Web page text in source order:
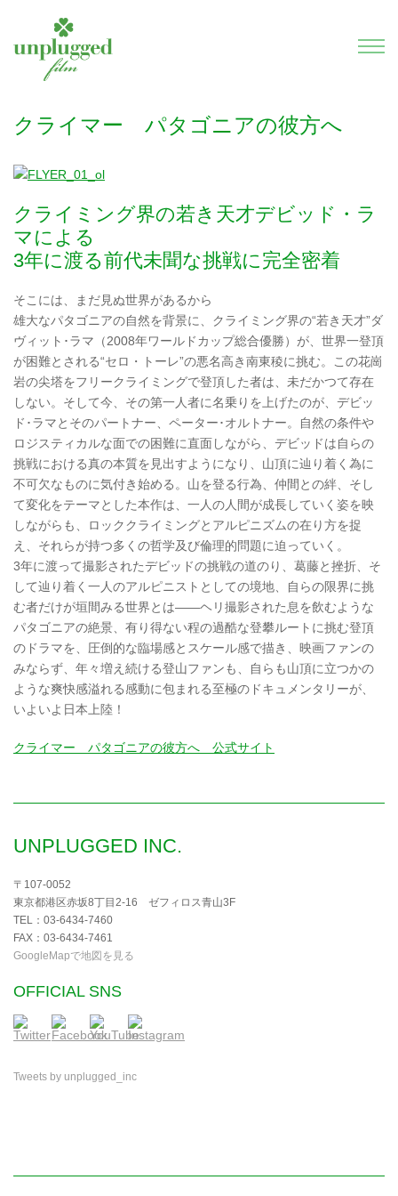
クライマー パタゴニアの彼方へ
クライミング界の若き天才デビッド・ラ
マによる
3年に渡る前代未聞な挑戦に完全密着
そこには、まだ見ぬ世界があるから
雄大なパタゴニアの自然を背景に、クライミング界の“若き天才”ダ
ヴィット･ラマ（2008年ワールドカップ総合優勝）が、世界一登頂
が困難とされる“セロ・トーレ”の悪名高き南東稜に挑む。この花崗
岩の尖塔をフリークライミングで登頂した者は、未だかつて存在
しない。そして今、その第一人者に名乗りを上げたのが、デビッ
ド･ラマとそのパートナー、ペーター･オルトナー。自然の条件や
ロジスティカルな面での困難に直面しながら、デビッドは自らの
挑戦における真の本質を見出すようになり、山頂に辿り着く為に
不可欠なものに気付き始める。山を登る行為、仲間との絆、そし
て変化をテーマとした本作は、一人の人間が成長していく姿を映
しながらも、ロッククライミングとアルピニズムの在り方を捉
え、それらが持つ多くの哲学及び倫理的問題に迫っていく。
3年に渡って撮影されたデビッドの挑戦の道のり、葛藤と挫折、そ
して辿り着く一人のアルピニストとしての境地、自らの限界に挑
む者だけが垣間みる世界とは――ヘリ撮影された息を飲むような
パタゴニアの絶景、有り得ない程の過酷な登攀ルートに挑む登頂
のドラマを、圧倒的な臨場感とスケール感で描き、映画ファンの
みならず、年々増え続ける登山ファンも、自らも山頂に立つかの
ような爽快感溢れる感動に包まれる至極のドキュメンタリーが、
いよいよ日本上陸！
クライマー パタゴニアの彼方へ 公式サイト
UNPLUGGED INC.
〒107-0052
東京都港区赤坂8丁目2-16 ゼフィロス青山3F
TEL：03-6434-7460
FAX：03-6434-7461
GoogleMapで地図を見る
OFFICIAL SNS
Tweets by unplugged_inc